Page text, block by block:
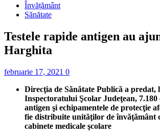
Învățământ
Sănătate
Testele rapide antigen au
Harghita
februarie 17, 2021 0
Direcţia de Sănătate Publică a predat,
Inspectoratului Şcolar Judeţean, 7.180
antigen şi echipamentele de protecţie
fie distribuite unităţilor de învăţământ
cabinete medicale şcolare